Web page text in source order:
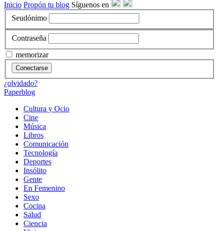
Inicio Propón tu blog Síguenos en
Seudónimo
Contraseña
memorizar
Conectarse
¿olvidado?
Paperblog
Cultura y Ocio
Cine
Música
Libros
Comunicación
Tecnología
Deportes
Insólito
Gente
En Femenino
Sexo
Cocina
Salud
Ciencia